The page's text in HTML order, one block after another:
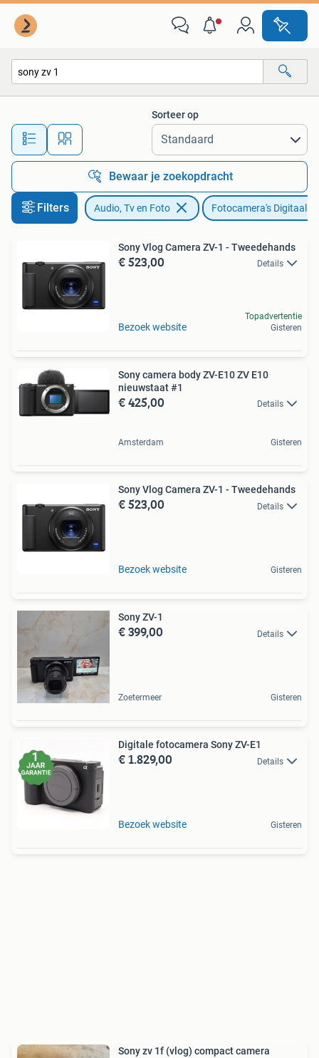
Alle afstanden…
Sorteer op
Bewaar je zoekopdracht
Filters Audio, Tv en Foto Fotocamera's Digitaal
Sony Vlog Camera ZV-1 - Tweedehands
€ 523,00 Details
Bezoek website
Topadvertentie
Gisteren
Sony camera body ZV-E10 ZV E10
nieuwstaat #1
€ 425,00 Details
Amsterdam Gisteren
Sony Vlog Camera ZV-1 - Tweedehands
€ 523,00 Details
Bezoek website Gisteren
Sony ZV-1
€ 399,00 Details
Zoetermeer Gisteren
Digitale fotocamera Sony ZV-E1
€ 1.829,00 Details
Bezoek website Gisteren
Sony zv 1f (vlog) compact camera